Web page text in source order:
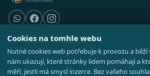
© 2026 Stavební středisko s.r.o. · IČO 08521514 ·
·Realizace
GDPR ·Cookies·Nastavení cookies·Mapa webu
Cookies na tomhle webu
Nutné cookies web potřebuje k provozu a běží
nám ukazují, které stránky lidem pomáhají a
měří, jestli má smysl inzerce. Bez vašeho